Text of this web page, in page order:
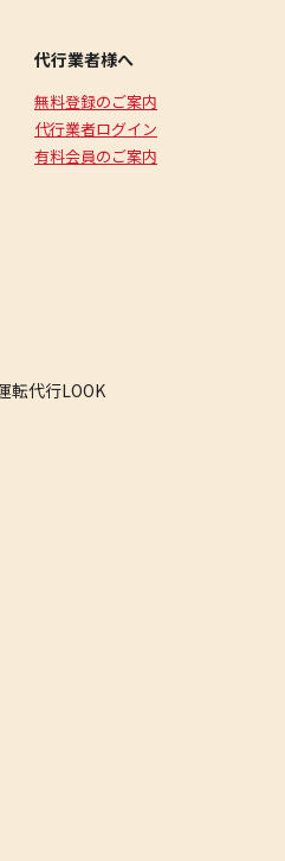
代行業者様へ
無料登録のご案内
代行業者ログイン
有料会員のご案内
転代行LOOK